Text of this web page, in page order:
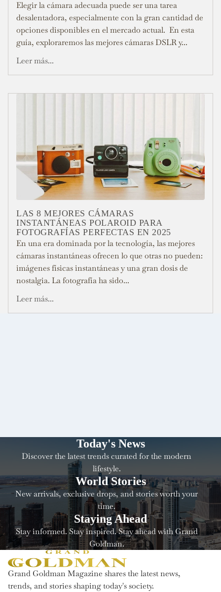
Elegir la cámara adecuada puede ser una tarea
desalentadora, especialmente con la gran cantidad de
opciones disponibles en el mercado actual. En esta
guía, exploraremos las mejores cámaras DSLR y...
Leer más...
LAS 8 MEJORES CÁMARAS
INSTANTÁNEAS POLAROID PARA
FOTOGRAFÍAS PERFECTAS EN 2025
En una era dominada por la tecnología, las mejores
cámaras instantáneas ofrecen lo que otras no pueden:
imágenes físicas instantáneas y una gran dosis de
nostalgia. La fotografía ha sido...
Leer más...
Today's News
Discover the latest trends curated for the modern
lifestyle.
World Stories
New arrivals, exclusive drops, and stories worth your
time.
Staying Ahead
Stay informed. Stay inspired. Stay ahead with Grand
Goldman.
Grand Goldman Magazine shares the latest news,
trends, and stories shaping today's society.